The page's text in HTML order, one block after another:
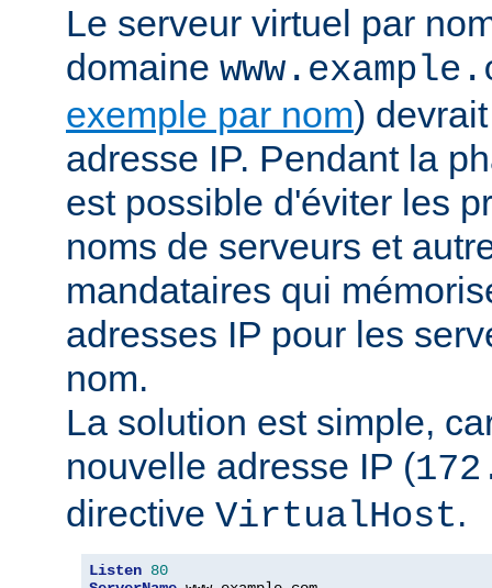
Le serveur virtuel par
domaine
exemple par nom)
adresse IP. Pendant la
est possible d'éviter les
noms de serveurs et
mandataires qui
adresses IP pour les
nom.
La solution est simple,
nouvelle adresse IP (
directive VirtualHost.
Listen 80